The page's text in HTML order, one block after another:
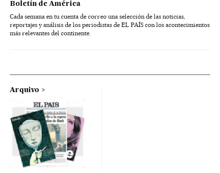
Boletín de América
Cada semana en tu cuenta de correo una selección de las noticias,
reportajes y análisis de los periodistas de EL PAÍS con los acontecimientos
más relevantes del continente.
Arquivo